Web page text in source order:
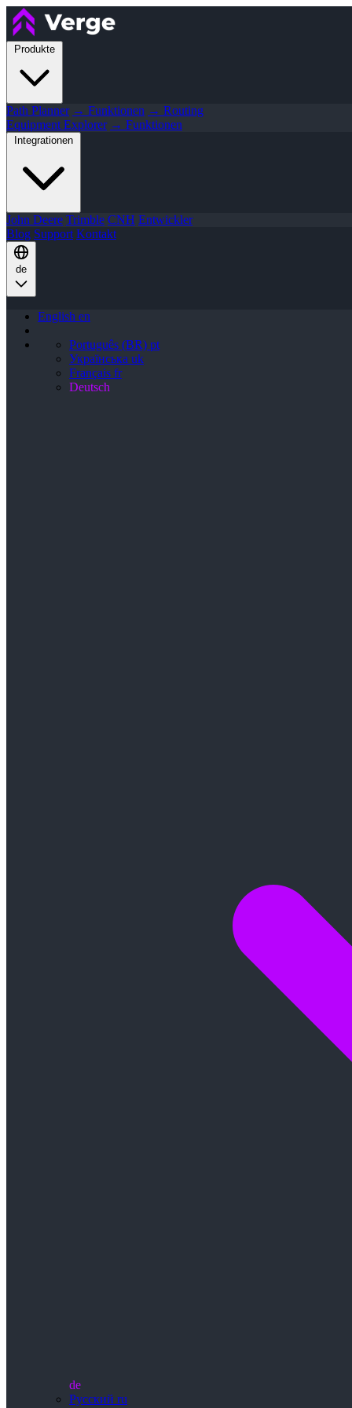
Produkte
Path Planner → Funktionen → Routing
Equipment Explorer → Funktionen
Integrationen
John Deere Trimble CNH Entwickler
Blog Support Kontakt
de
English en
Português (BR) pt
Українська uk
Français fr
Deutsch
de
Русский ru